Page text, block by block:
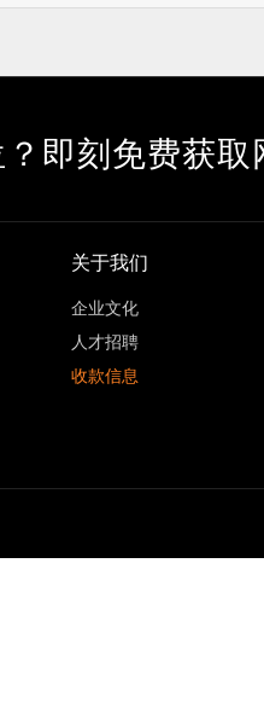
即刻免费获取
关于我们
企业文化
人才招聘
收款信息